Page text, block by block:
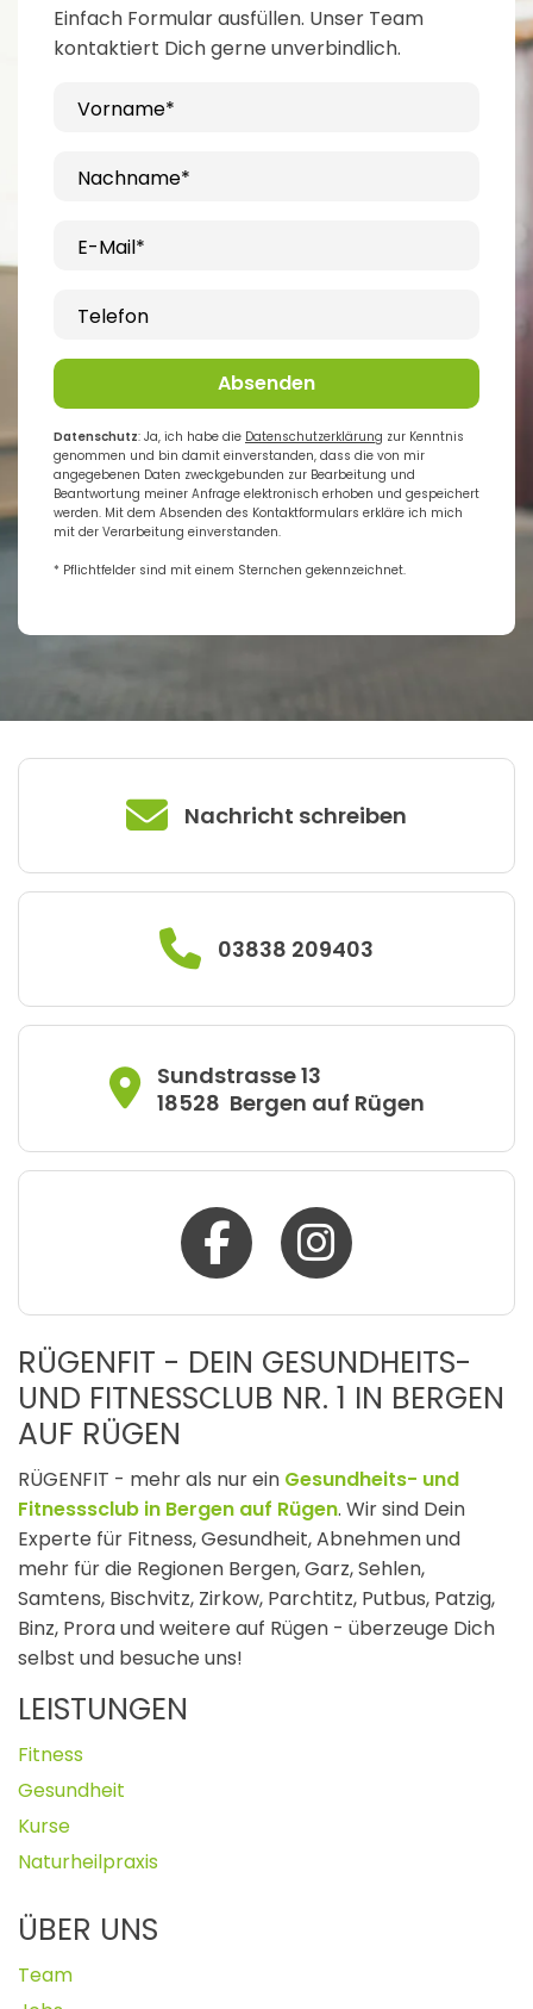
Einfach Formular ausfüllen. Unser Team
kontaktiert Dich gerne unverbindlich.
Vorname*
Nachname*
E-Mail*
Telefon
Absenden
Datenschutz: Ja, ich habe die Datenschutzerklärung zur Kenntnis
genommen und bin damit einverstanden, dass die von mir
angegebenen Daten zweckgebunden zur Bearbeitung und
Beantwortung meiner Anfrage elektronisch erhoben und gespeichert
werden. Mit dem Absenden des Kontaktformulars erkläre ich mich
mit der Verarbeitung einverstanden.
* Pflichtfelder sind mit einem Sternchen gekennzeichnet.
Nachricht schreiben
03838 209403
Sundstrasse 13
18528 Bergen auf Rügen
RÜGENFIT - DEIN GESUNDHEITS-
UND FITNESSCLUB NR. 1 IN BERGEN
AUF RÜGEN
RÜGENFIT - mehr als nur ein Gesundheits- und
Fitnesssclub in Bergen auf Rügen. Wir sind Dein
Experte für Fitness, Gesundheit, Abnehmen und
mehr für die Regionen Bergen, Garz, Sehlen,
Samtens, Bischvitz, Zirkow, Parchtitz, Putbus, Patzig,
Binz, Prora und weitere auf Rügen - überzeuge Dich
selbst und besuche uns!
LEISTUNGEN
Fitness
Gesundheit
Kurse
Naturheilpraxis
ÜBER UNS
Team